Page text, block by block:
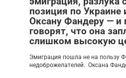
позиция по Украине
Оксану Фандеру — и
говорят, что она
слишком высокую
Эмиграция пошла не на пользу
недоброжелателей. Оксана